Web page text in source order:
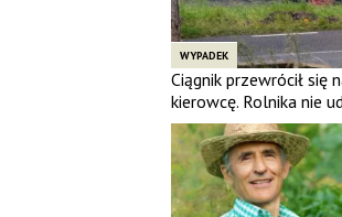
WYPADEK
Ciągnik przewrócił się
kierowcę. Rolnika nie